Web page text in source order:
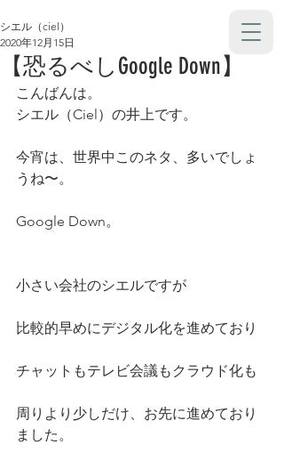
【恐るべしGoogle Down】
シエル（ciel）
2020年12月15日
こんばんは。
シエル（Ciel）の井上です。
今宵は、世界中このネタ、多いでしょ
うね〜。
Google Down。
小さい会社のシエルですが
比較的早めにデジタル化を進めており
チャットもテレビ会議もクラウド化も
周りより少しだけ、お先に進めており
ました。